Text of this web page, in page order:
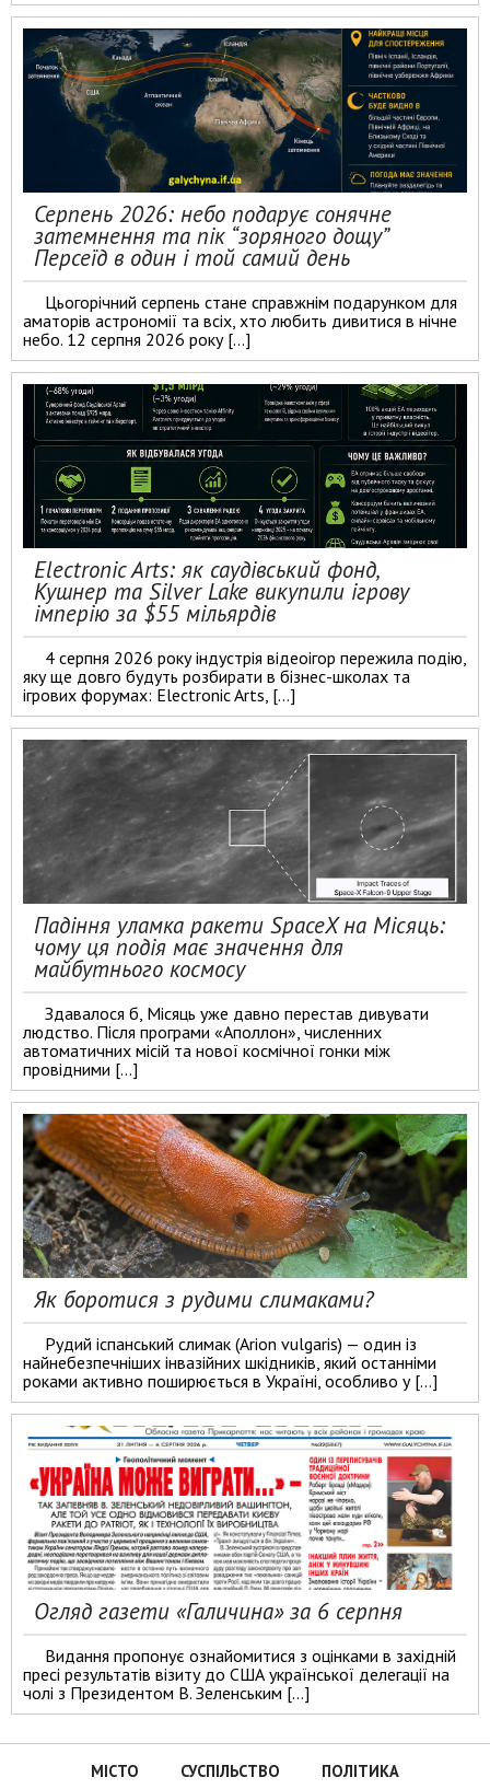
Серпень 2026: небо подарує сонячне
затемнення та пік “зоряного дощу”
Персеїд в один і той самий день
Цьогорічний серпень стане справжнім подарунком для
аматорів астрономії та всіх, хто любить дивитися в нічне
небо. 12 серпня 2026 року […]
Electronic Arts: як саудівський фонд,
Кушнер та Silver Lake викупили ігрову
імперію за $55 мільярдів
4 серпня 2026 року індустрія відеоігор пережила подію,
яку ще довго будуть розбирати в бізнес-школах та
ігрових форумах: Electronic Arts, […]
Падіння уламка ракети SpaceX на Місяць:
чому ця подія має значення для
майбутнього космосу
Здавалося б, Місяць уже давно перестав дивувати
людство. Після програми «Аполлон», численних
автоматичних місій та нової космічної гонки між
провідними […]
Як боротися з рудими слимаками?
Рудий іспанський слимак (Arion vulgaris) — один із
найнебезпечніших інвазійних шкідників, який останніми
роками активно поширюється в Україні, особливо у […]
Огляд газети «Галичина» за 6 серпня
Видання пропонує ознайомитися з оцінками в західній
пресі результатів візиту до США української делегації на
чолі з Президентом В. Зеленським […]
МІСТО СУСПІЛЬСТВО ПОЛІТИКА